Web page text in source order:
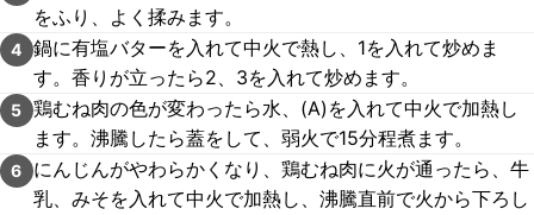
をふり、よく揉みます。
4 鍋に有塩バターを入れて中火で熱し、1を入れて炒めま
す。香りが立ったら2、3を入れて炒めます。
5 鶏むね肉の色が変わったら水、(A)を入れて中火で加熱し
ます。沸騰したら蓋をして、弱火で15分程煮ます。
6
にんじんがやわらかくなり、鶏むね肉に火が通ったら、牛
乳、みそを入れて中火で加熱し、沸騰直前で火から下ろし